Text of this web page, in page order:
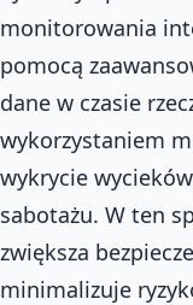
monitorowania
pomocą
dane w czasie
wykorzystaniem
wykrycie
sabotażu. W ten
zwiększa
minimalizuje